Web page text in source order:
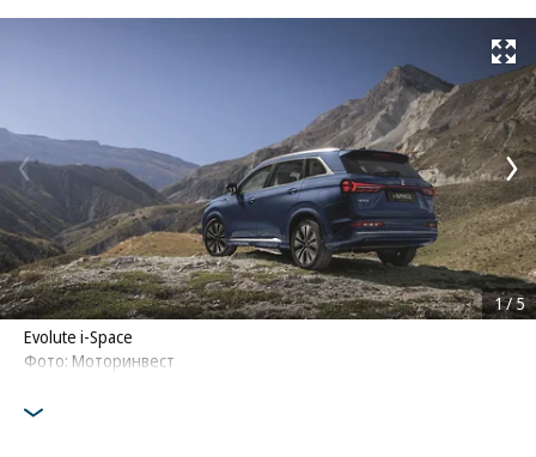
Развернуть
Evolute i-Space
Фото: Моторинвест
1/5